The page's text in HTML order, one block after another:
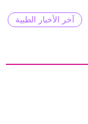
آخر الأخبار الطبية